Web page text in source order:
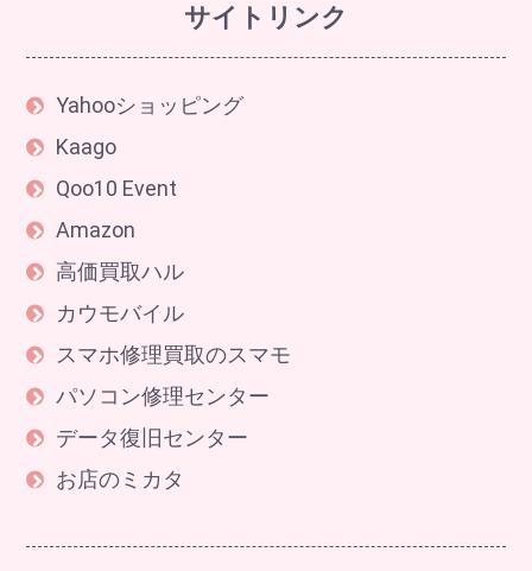
サイトリンク
Yahooショッピング
Kaago
Qoo10 Event
Amazon
高価買取ハル
カウモバイル
スマホ修理買取のスマモ
パソコン修理センター
データ復旧センター
お店のミカタ